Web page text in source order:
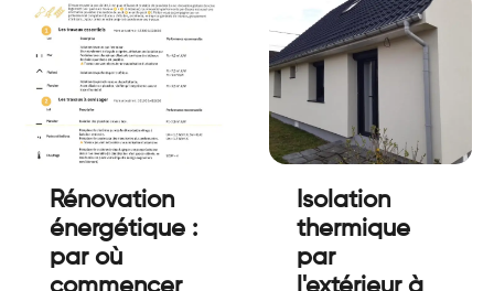
Rénovation
énergétique :
par où
Isolation
thermique
par